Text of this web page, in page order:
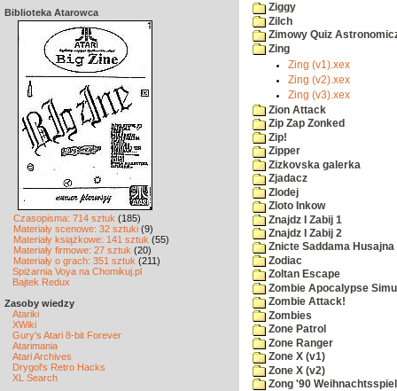
Biblioteka Atarowca
Czasopisma: 714 sztuk (185)
Materiały scenowe: 32 sztuki (9)
Materiały książkowe: 141 sztuk (55)
Materiały firmowe: 27 sztuk (20)
Materiały o grach: 351 sztuk (211)
Spiżarnia Voya na Chomikuj.pl
Bajtek Redux
Zasoby wiedzy
Atariki
XWiki
Gury's Atari 8-bit Forever
Atarimania
Atari Archives
Drygol's Retro Hacks
XL Search
Ziggy
Zilch
Zimowy Quiz
Zing
Zing (v1).xex
Zing (v2).xex
Zing (v3).xex
Zion Attack
Zip Zap Zonked
Zip!
Zipper
Zizkovska galerka
Zjadacz
Zlodej
Zloto Inkow
Znajdz I Zabij 1
Znajdz I Zabij 2
Znicte Saddama Husajna
Zodiac
Zoltan Escape
Zombie Apocalypse
Zombie Attack!
Zombies
Zone Patrol
Zone Ranger
Zone X (v1)
Zone X (v2)
Zong '90 Weihnachtsspiel